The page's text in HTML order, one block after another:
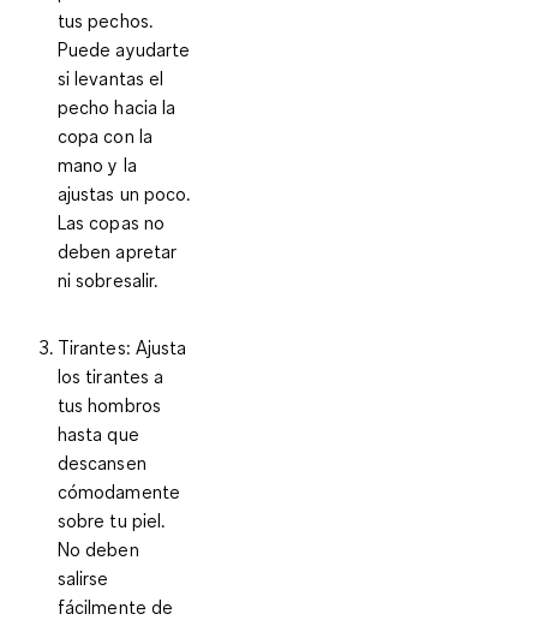
tus pechos.
Puede ayudarte
si levantas el
pecho hacia la
copa con la
mano y la
ajustas un poco.
Las copas no
deben apretar
ni sobresalir.
Tirantes: Ajusta
los tirantes a
tus hombros
hasta que
descansen
cómodamente
sobre tu piel.
No deben
salirse
fácilmente de